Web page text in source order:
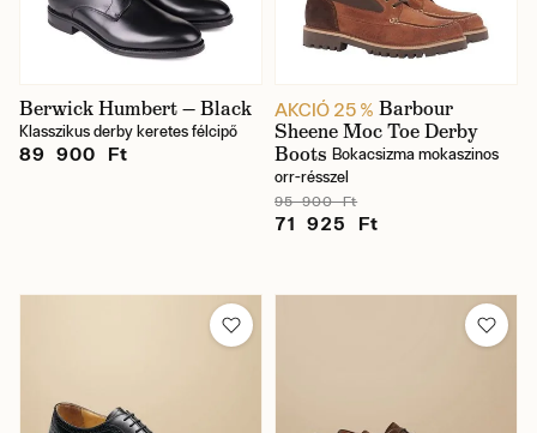
Berwick Humbert — Black
Klasszikus derby keretes félcipő
89 900 Ft
AKCIÓ 25 % Barbour
Sheene Moc Toe Derby
Boots Bokacsizma mokaszinos
orr-résszel
95 900 Ft
71 925 Ft